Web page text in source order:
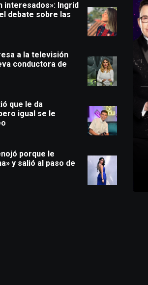
interesados»: Ingrid
debate sobre las
a la televisión
conductora de
que le da
igual se le
porque le
y salió al paso de